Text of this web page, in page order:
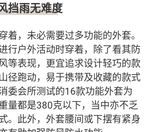
挡雨无难度
着，未必需要过多功能的外套。
行户外活动时穿着，除了看其防
等表现，更宜追求设计轻巧的款
径跑动，易于携带及收藏的款式
委会所测试的16款功能外套为
量都是380克以下，当中亦不乏
。此外，外套腰间或下摆有紧身